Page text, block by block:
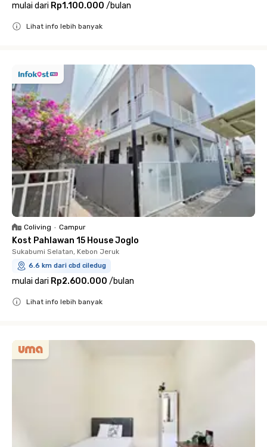
mulai dari Rp1.100.000 /bulan
Lihat info lebih banyak
Coliving • Campur
Kost Pahlawan 15 House Joglo
Sukabumi Selatan, Kebon Jeruk
6.6 km dari cbd ciledug
mulai dari Rp2.600.000 /bulan
Lihat info lebih banyak